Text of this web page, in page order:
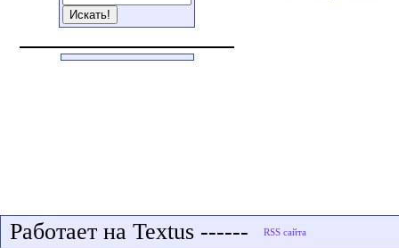
Работает на Textus ------